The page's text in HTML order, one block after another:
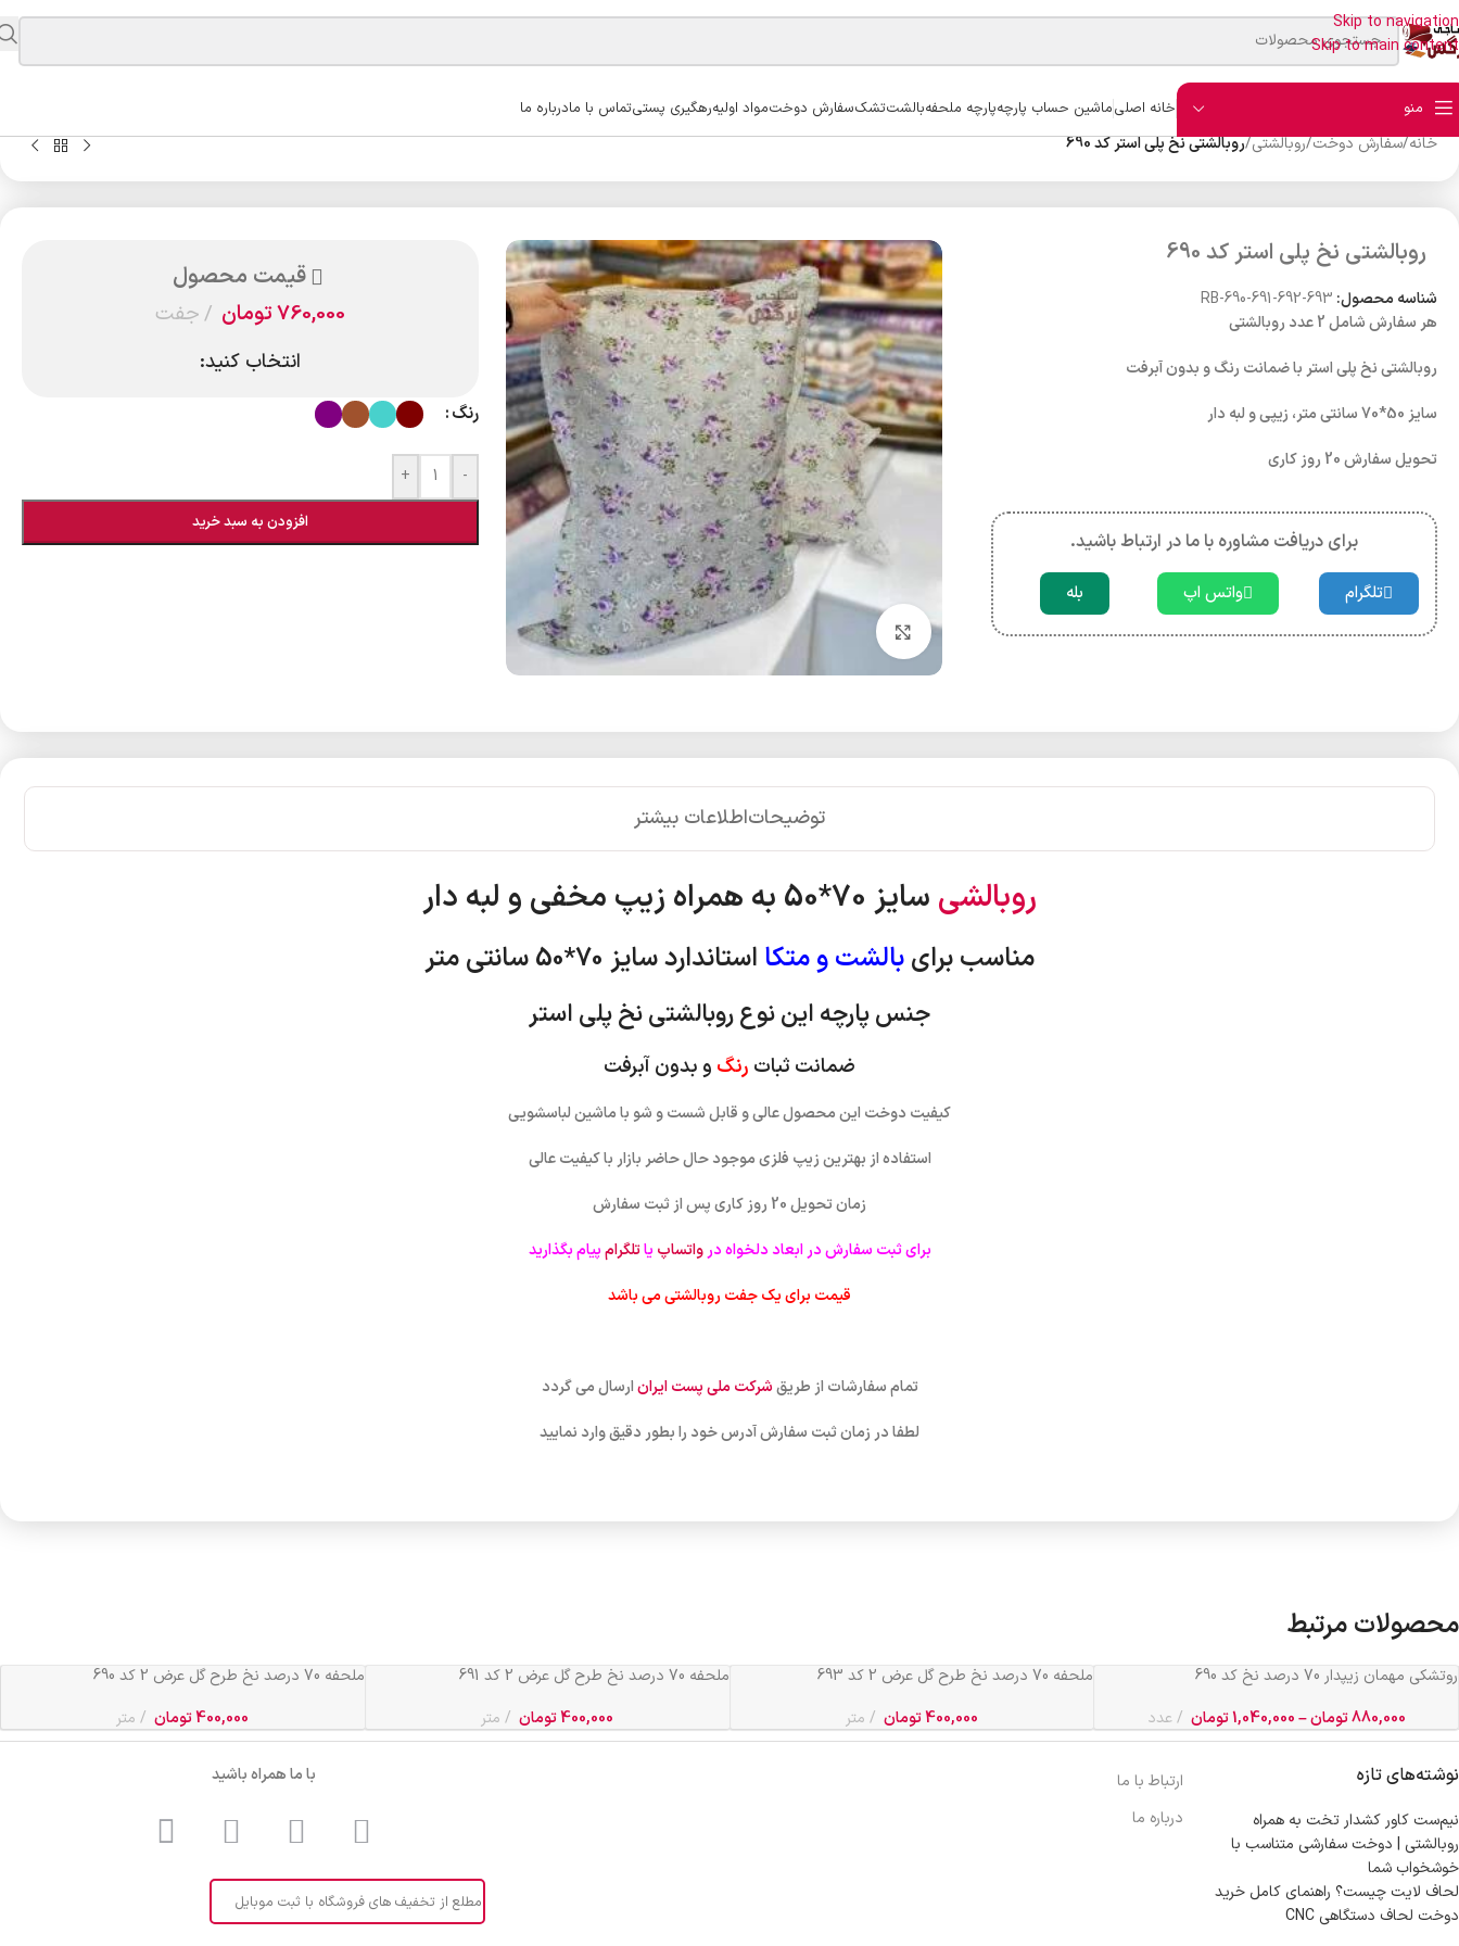
Skip to navigation
Skip to main content
منو خانه اصلیماشین حساب پارچهپارچه ملحفهبالشتتشکسفارش دوختمواد اولیهرهگیری پستیتماس با مادرباره ما
خانه/سفارش دوخت/روبالشتی/روبالشتی نخ پلی استر کد 690
روبالشتی نخ پلی استر کد 690
شناسه محصول: RB-690-691-692-693
هر سفارش شامل 2 عدد روبالشتی
روبالشتی نخ پلی استر با ضمانت رنگ و بدون آبرفت
سایز 50*70 سانتی متر، زیپی و لبه دار
تحویل سفارش 20 روز کاری
برای دریافت مشاوره با ما در ارتباط باشید.
تلگرام واتس اپ بله
بزرگنمایی تصویر
قیمت محصول
760,000تومان جفت
انتخاب کنید:
رنگ
-
+
افزودن به سبد خرید
توضیحاتاطلاعات بیشتر
روبالشی سایز 70*50 به همراه زیپ مخفی و لبه دار
مناسب برایبالشت و متکا استانداردسایز 70*50 سانتی متر
جنس پارچه این نوع روبالشتی نخ پلی استر
ضمانت ثبات رنگ و بدون آبرفت
کیفیت دوخت این محصول عالی و قابل شست و شو با ماشین لباسشویی
استفاده از بهترین زیپ فلزی موجود حال حاضر بازار با کیفیت عالی
زمان تحویل 20 روز کاری پس از ثبت سفارش
برای ثبت سفارش در ابعاد دلخواه درواتساپ یاتلگرامپیام بگذارید
قیمت برای یک جفت روبالشتی می باشد
تمام سفارشات از طریقشرکت ملی پست ایرانارسال می گردد
لطفا در زمان ثبت سفارش آدرس خود را بطور دقیق وارد نمایید
محصولات مرتبط
روتشکی مهمان زیپدار 70 درصد نخ کد 690
880,000تومان–
1,040,000تومان عدد
ملحفه 70 درصد نخ طرح گل عرض 2 کد 693
400,000تومان متر
ملحفه 70 درصد نخ طرح گل عرض 2 کد 691
400,000تومان متر
ملحفه 70 درصد نخ طرح گل عرض 2 کد 690
400,000تومان متر
نوشته‌های تازه
نیم‌ست کاور کشدار تخت به همراه
روبالشتی | دوخت سفارشی متناسب با
خوشخواب شما
لحاف لایت چیست؟ راهنمای کامل خرید
دوخت لحاف دستگاهی CNC
ارتباط با ما
درباره ما
با ما همراه باشید
مطلع از تخفیف های فروشگاه با ثبت موبایل